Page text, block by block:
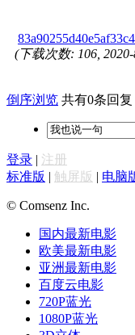
(下载次数: 106,
倒序浏览 共有0条回复
登录 | 注册
标准版 | 触屏版 | 电脑
© Comsenz Inc.
国内最新电影
欧美最新电影
亚洲最新电影
百度云电影
720P蓝光
1080P蓝光